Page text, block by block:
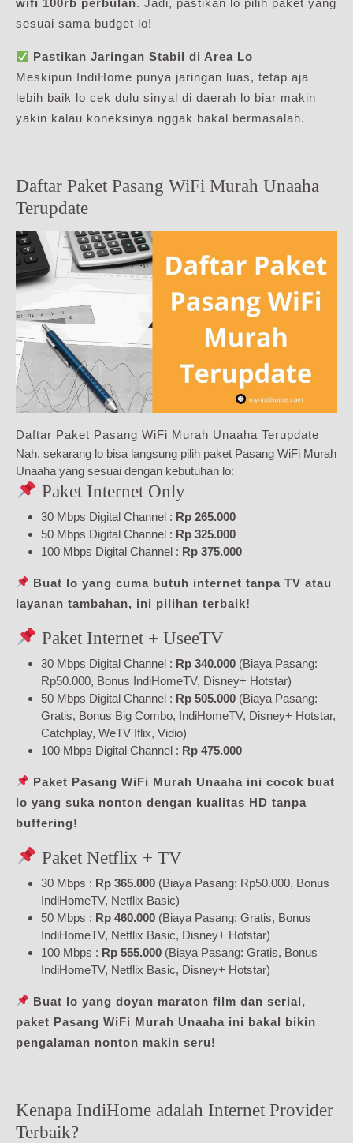
wifi 100rb perbulan. Jadi, pastikan lo pilih paket yang
sesuai sama budget lo!
Pastikan Jaringan Stabil di Area Lo
Meskipun IndiHome punya jaringan luas, tetap aja
lebih baik lo cek dulu sinyal di daerah lo biar makin
yakin kalau koneksinya nggak bakal bermasalah.
Daftar Paket Pasang WiFi Murah Unaaha
Terupdate
Daftar Paket Pasang WiFi Murah Unaaha Terupdate
Nah, sekarang lo bisa langsung pilih paket Pasang WiFi Murah
Unaaha yang sesuai dengan kebutuhan lo:
Paket Internet Only
30 Mbps Digital Channel : Rp 265.000
50 Mbps Digital Channel : Rp 325.000
100 Mbps Digital Channel : Rp 375.000
Buat lo yang cuma butuh internet tanpa TV atau
layanan tambahan, ini pilihan terbaik!
Paket Internet + UseeTV
30 Mbps Digital Channel : Rp 340.000 (Biaya Pasang:
Rp50.000, Bonus IndiHomeTV, Disney+ Hotstar)
50 Mbps Digital Channel : Rp 505.000 (Biaya Pasang:
Gratis, Bonus Big Combo, IndiHomeTV, Disney+ Hotstar,
Catchplay, WeTV Iflix, Vidio)
100 Mbps Digital Channel : Rp 475.000
Paket Pasang WiFi Murah Unaaha ini cocok buat
lo yang suka nonton dengan kualitas HD tanpa
buffering!
Paket Netflix + TV
30 Mbps : Rp 365.000 (Biaya Pasang: Rp50.000, Bonus
IndiHomeTV, Netflix Basic)
50 Mbps : Rp 460.000 (Biaya Pasang: Gratis, Bonus
IndiHomeTV, Netflix Basic, Disney+ Hotstar)
100 Mbps : Rp 555.000 (Biaya Pasang: Gratis, Bonus
IndiHomeTV, Netflix Basic, Disney+ Hotstar)
Buat lo yang doyan maraton film dan serial,
paket Pasang WiFi Murah Unaaha ini bakal bikin
pengalaman nonton makin seru!
Kenapa IndiHome adalah Internet Provider
Terbaik?